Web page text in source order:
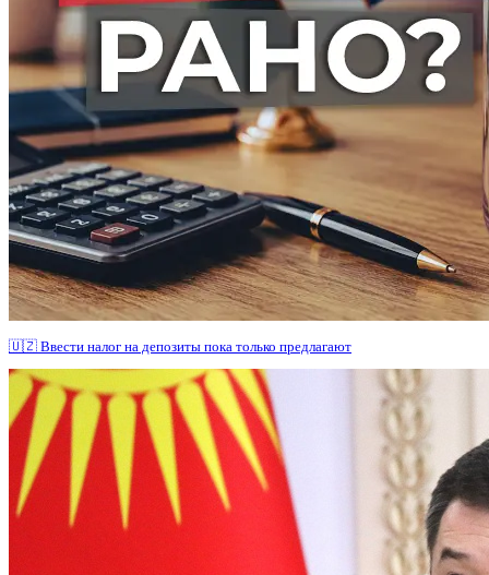
🇺🇿 Ввести налог на депозиты пока только предлагают